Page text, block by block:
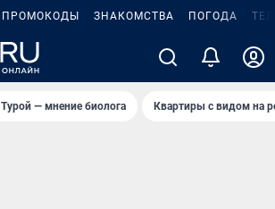
ПРОМОКОДЫ ЗНАКОМСТВА ПОГОДА
— мнение биолога Квартиры с видом на